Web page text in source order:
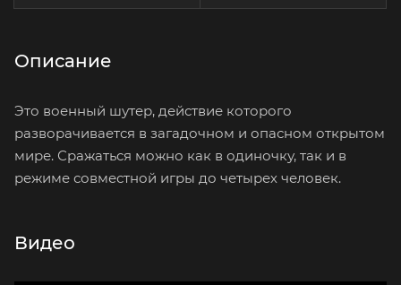
Описание
Это военный шутер, действие которого
разворачивается в загадочном и опасном открытом
мире. Сражаться можно как в одиночку, так и в
режиме совместной игры до четырех человек.
Видео